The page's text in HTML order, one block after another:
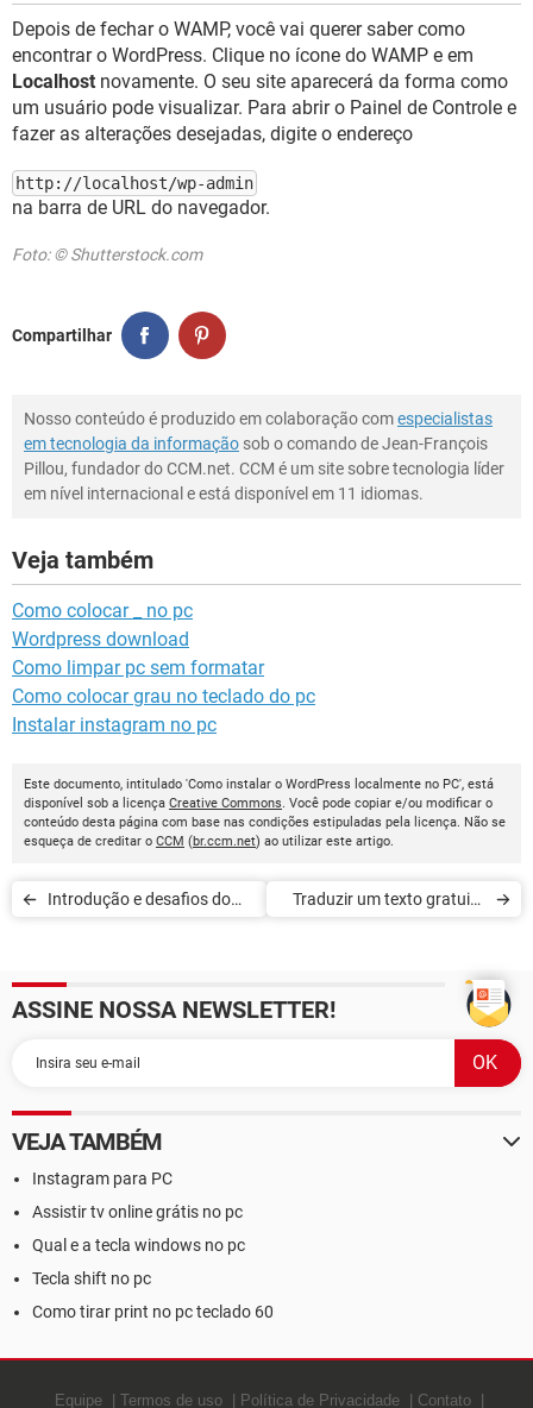
Depois de fechar o WAMP, você vai querer saber como
encontrar o WordPress. Clique no ícone do WAMP e em
Localhost novamente. O seu site aparecerá da forma como
um usuário pode visualizar. Para abrir o Painel de Controle e
fazer as alterações desejadas, digite o endereço
http://localhost/wp-admin
na barra de URL do navegador.
Foto: © Shutterstock.com
Compartilhar
Nosso conteúdo é produzido em colaboração comespecialistas
em tecnologia da informação sob o comando de Jean-François
Pillou, fundador do CCM.net. CCM é um site sobre tecnologia líder
em nível internacional e está disponível em 11 idiomas.
Veja também
Como colocar _ no pc
Wordpress download
Como limpar pc sem formatar
Como colocar grau no teclado do pc
Instalar instagram no pc
Este documento, intitulado 'Como instalar o WordPress localmente no PC', está
disponível sob a licença Creative Commons. Você pode copiar e/ou modificar o
conteúdo desta página com base nas condições estipuladas pela licença. Não se
esqueça de creditar o CCM (br.ccm.net) ao utilizar este artigo.
Introdução e desafios do
Traduzir um texto gratuito
ASSINE NOSSA NEWSLETTER!
VEJA TAMBÉM
Instagram para PC
Assistir tv online grátis no pc
Qual e a tecla windows no pc
Tecla shift no pc
Como tirar print no pc teclado 60
Equipe Termos de uso Política de Privacidade Contato